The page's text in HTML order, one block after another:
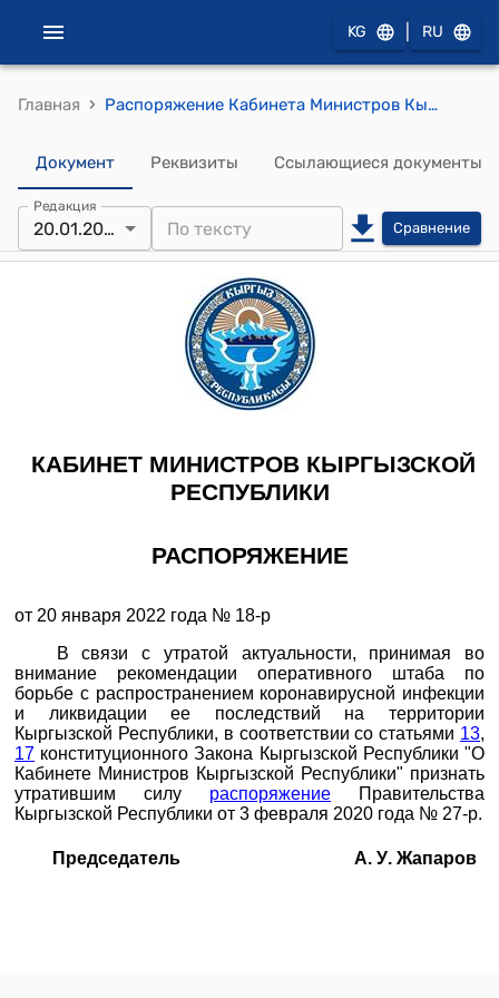
KG RU
Главная › Распоряжение Кабинета Министров Кыргызской Республики от 20 января 2022 года № 18-р (О признании утратившим силу распоряжения Правительства Кыргызской Республики от 3 февраля 2020 года № 27-р)
Документ Реквизиты Ссылающиеся документы
Редакция
20.01.2022 Сравнение